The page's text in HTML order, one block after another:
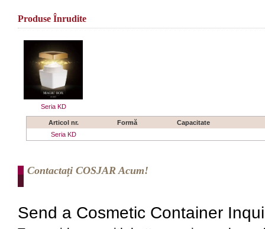
Produse Înrudite
Seria KD
Articol nr. Formă
Capacitate
Seria KD
Contactați COSJAR Acum!